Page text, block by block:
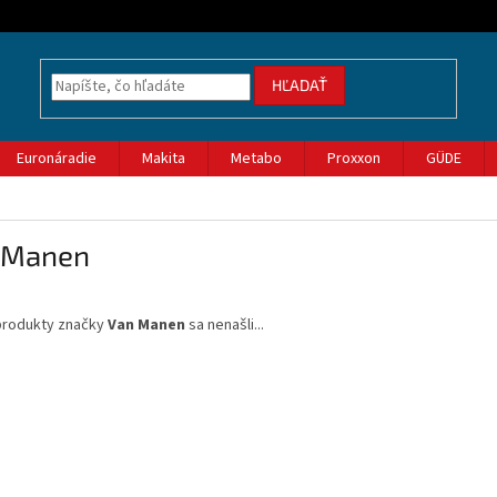
HĽADAŤ
Euronáradie Makita Metabo Proxxon GÜDE
značkyVan Manen sa nenašli...